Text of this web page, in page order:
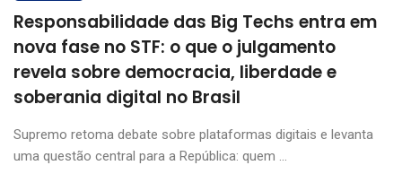
Responsabilidade das Big Techs entra em
nova fase no STF: o que o julgamento
revela sobre democracia, liberdade e
soberania digital no Brasil
Supremo retoma debate sobre plataformas digitais e levanta
uma questão central para a República: quem ...